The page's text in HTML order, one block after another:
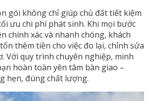
gói không chỉ giúp chủ đất tiết kiệm
ưu chi phí phát sinh. Khi mọi bước
chính xác và nhanh chóng, khách
thêm tiền cho việc đo lại, chỉnh sửa
Với quy trình chuyên nghiệp, minh
hoàn toàn yên tâm bàn giao –
hẹn, đúng chất lượng.